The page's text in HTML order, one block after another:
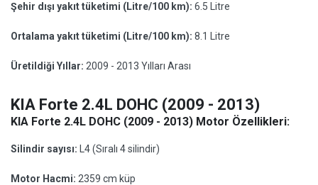
Şehir dışı yakıt tüketimi (Litre/100 km): 6.5 Litre
Ortalama yakıt tüketimi (Litre/100 km): 8.1 Litre
Üretildiği Yıllar: 2009 - 2013 Yılları Arası
KIA Forte 2.4L DOHC (2009 - 2013)
KIA Forte 2.4L DOHC (2009 - 2013) Motor Özellikleri:
Silindir sayısı: L4 (Sıralı 4 silindir)
Motor Hacmi: 2359 cm küp